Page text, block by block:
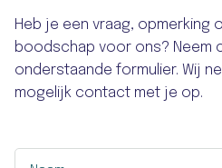
Heb je een vraag, opmerking
boodschap voor ons? Neem
onderstaande formulier. Wij
mogelijk contact met je op.